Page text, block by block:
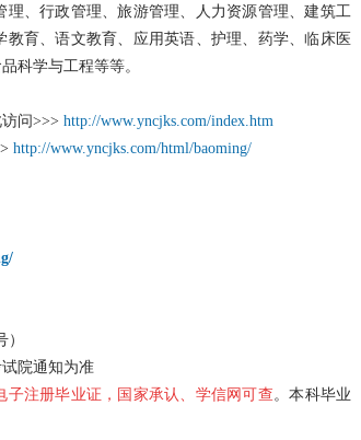
、行政管理、旅游管理、人力资源管理、建筑工
育、语文教育、应用英语、护理、药学、临床医
科学与工程等等。
问>>> http://www.yncjks.com/index.htm
http://www.yncjks.com/html/baoming/
院通知为准
子注册毕业证，国家承认、学信网可查。本科毕业